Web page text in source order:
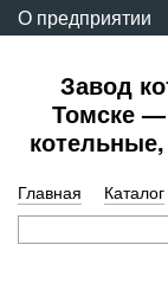
О предприятии
Завод
Томске
Главная Каталог